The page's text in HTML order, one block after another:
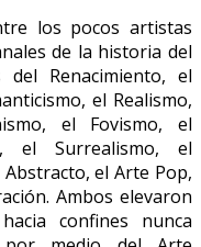
los pocos artistas
de la historia del
Renacimiento, el
el Realismo,
el Fovismo, el
el Surrealismo, el
el Arte Pop,
Ambos elevaron
confines nunca